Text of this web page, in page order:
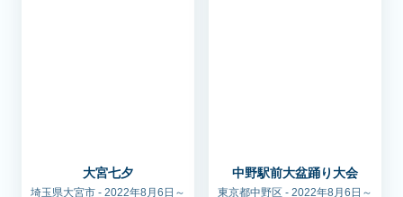
大宮七夕
埼玉県大宮市 - 2022年8月6日～
中野駅前大盆踊り大会
東京都中野区 - 2022年8月6日～